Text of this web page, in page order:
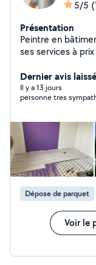
5/5
Présentation
Peintre en
ses services à
mur - Peinture
Dernier avis
Il y a 13 jours
personne tres
Dépose de parquet
Voir le